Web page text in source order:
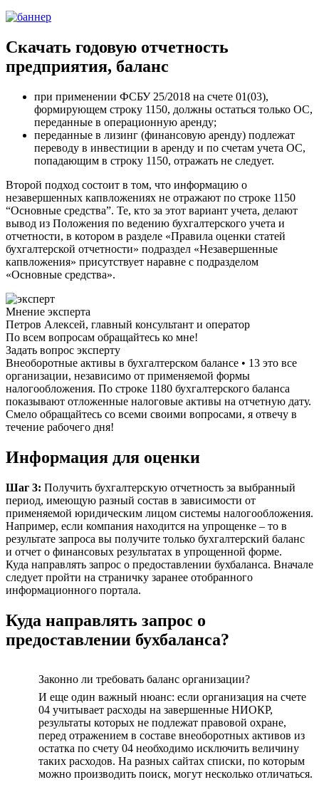
Скачать годовую отчетность
предприятия, баланс
при применении ФСБУ 25/2018 на счете 01(03),
формирующем строку 1150, должны остаться только ОС,
переданные в операционную аренду;
переданные в лизинг (финансовую аренду) подлежат
переводу в инвестиции в аренду и по счетам учета ОС,
попадающим в строку 1150, отражать не следует.
Второй подход состоит в том, что информацию о
незавершенных капвложениях не отражают по строке 1150
“Основные средства”. Те, кто за этот вариант учета, делают
вывод из Положения по ведению бухгалтерского учета и
отчетности, в котором в разделе «Правила оценки статей
бухгалтерской отчетности» подраздел «Незавершенные
капвложения» присутствует наравне с подразделом
«Основные средства».
Мнение эксперта
Петров Алексей, главный консультант и оператор
По всем вопросам обращайтесь ко мне!
Задать вопрос эксперту
Внеоборотные активы в бухгалтерском балансе • 13 это все
организации, независимо от применяемой формы
налогообложения. По строке 1180 бухгалтерского баланса
показывают отложенные налоговые активы на отчетную дату.
Смело обращайтесь со всеми своими вопросами, я отвечу в
течение рабочего дня!
Информация для оценки
Шаг 3: Получить бухгалтерскую отчетность за выбранный
период, имеющую разный состав в зависимости от
применяемой юридическим лицом системы налогообложения.
Например, если компания находится на упрощенке – то в
результате запроса вы получите только бухгалтерский баланс
и отчет о финансовых результатах в упрощенной форме.
Куда направлять запрос о предоставлении бухбаланса. Вначале
следует пройти на страничку заранее отобранного
информационного портала.
Куда направлять запрос о
предоставлении бухбаланса?
Законно ли требовать баланс организации?
И еще один важный нюанс: если организация на счете
04 учитывает расходы на завершенные НИОКР,
результаты которых не подлежат правовой охране,
перед отражением в составе внеоборотных активов из
остатка по счету 04 необходимо исключить величину
таких расходов. На разных сайтах списки, по которым
можно производить поиск, могут несколько отличаться.